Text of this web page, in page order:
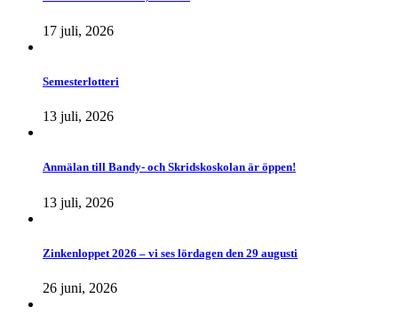
17 juli, 2026
Semesterlotteri
13 juli, 2026
Anmälan till Bandy- och Skridskoskolan är öppen!
13 juli, 2026
Zinkenloppet 2026 – vi ses lördagen den 29 augusti
26 juni, 2026